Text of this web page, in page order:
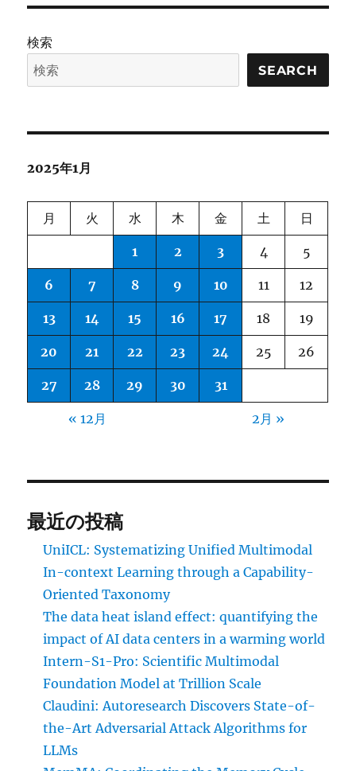
の
ペ
ー
ジ
送
り
検索
SEARCH
2025年1月
月 火 水 木 金 土 日
1 2 3 4 5
6 7 8 9 10 11 12
13 14 15 16 17 18 19
20 21 22 23 24 25 26
27 28 29 30 31
« 12月 2月 »
最近の投稿
UniICL: Systematizing Unified Multimodal
In-context Learning through a Capability-
Oriented Taxonomy
The data heat island effect: quantifying the
impact of AI data centers in a warming world
Intern-S1-Pro: Scientific Multimodal
Foundation Model at Trillion Scale
Claudini: Autoresearch Discovers State-of-
the-Art Adversarial Attack Algorithms for
LLMs